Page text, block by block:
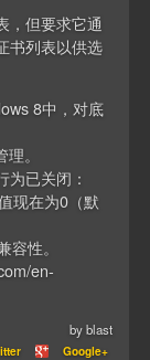
，但要求它通
书列表以供选
8中，对底
。
已关闭：
现在为0（默
性。
en-
by blast
Google+